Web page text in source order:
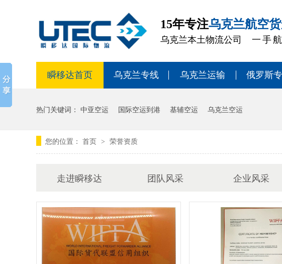
15年专注乌克兰航空
乌克兰本土物流公司 一手
瞬移达首页 乌克兰专线 乌克兰运输 俄罗斯
热门关键词： 中亚空运 国际空运到港 基辅空运 乌克兰空运
您的位置： 首页 > 荣誉资质
走进瞬移达 团队风采 企业风采